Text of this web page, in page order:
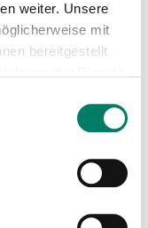
weiter. Unsere
mit
bereitgestellt